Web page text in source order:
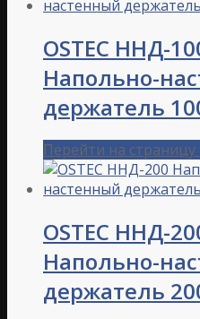
OSTEC ННД-
Напольно-
держатель
Перейти на страницу
OSTEC ННД-
Напольно-
держатель